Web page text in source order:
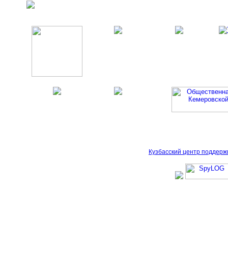
Кузбасский центр